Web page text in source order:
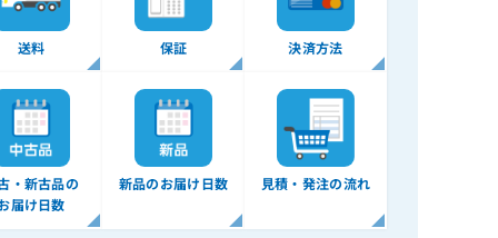
送料 保証 決済方法
・新古品の
届け日数
新品のお届け日数 見積・発注の流れ